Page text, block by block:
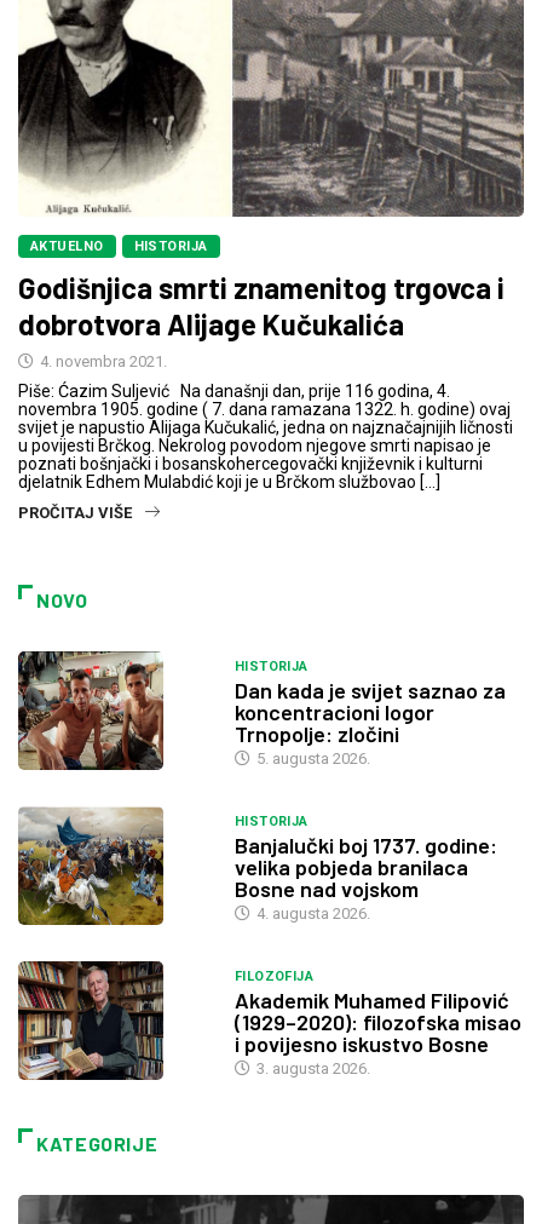
AKTUELNO HISTORIJA
Godišnjica smrti znamenitog trgovca i
dobrotvora Alijage Kučukalića
4. novembra 2021.
Piše: Ćazim Suljević Na današnji dan, prije 116 godina, 4.
novembra 1905. godine ( 7. dana ramazana 1322. h. godine) ovaj
svijet je napustio Alijaga Kučukalić, jedna on najznačajnijih ličnosti
u povijesti Brčkog. Nekrolog povodom njegove smrti napisao je
poznati bošnjački i bosanskohercegovački književnik i kulturni
djelatnik Edhem Mulabdić koji je u Brčkom službovao […]
PROČITAJ VIŠE
NOVO
HISTORIJA
Dan kada je svijet saznao za
koncentracioni logor
Trnopolje: zločini
5. augusta 2026.
HISTORIJA
Banjalučki boj 1737. godine:
velika pobjeda branilaca
Bosne nad vojskom
4. augusta 2026.
FILOZOFIJA
Akademik Muhamed Filipović
(1929–2020): filozofska misao
i povijesno iskustvo Bosne
3. augusta 2026.
KATEGORIJE